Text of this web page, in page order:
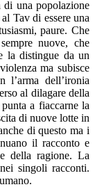
una popolazione
Tav di essere una
paure. Che
nuove, che
la distingue da un
ma subisce
l’arma dell’ironia
al dilagare della
a fiaccarne la
di nuove lotte in
di questo ma i
il racconto e
della ragione. La
singoli racconti.